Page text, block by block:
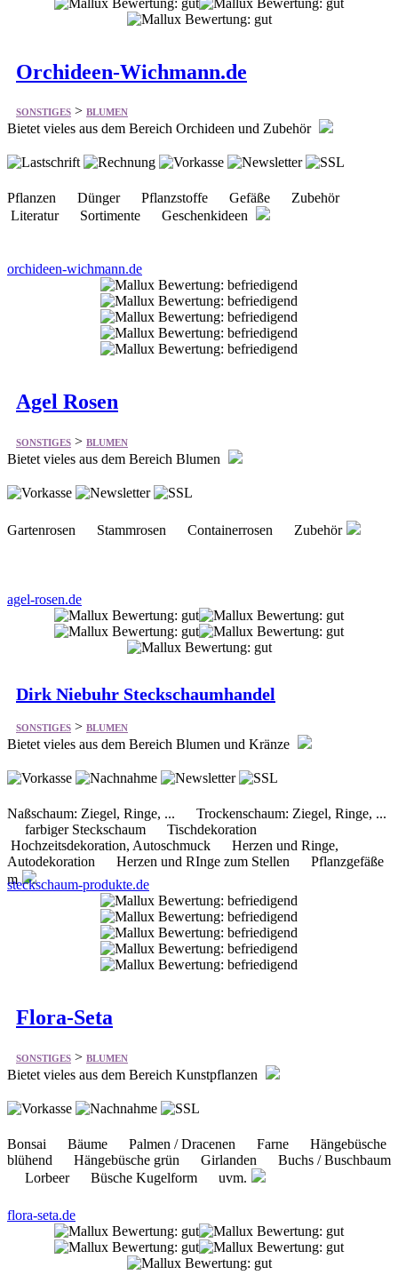
Orchideen-Wichmann.de
SONSTIGES > BLUMEN
Bietet vieles aus dem Bereich Orchideen und Zubehör
Pflanzen Dünger Pflanzstoffe Gefäße Zubehör
Literatur Sortimente Geschenkideen
orchideen-wichmann.de
Agel Rosen
SONSTIGES > BLUMEN
Bietet vieles aus dem Bereich Blumen
Gartenrosen Stammrosen Containerrosen Zubehör
agel-rosen.de
Dirk Niebuhr Steckschaumhandel
SONSTIGES > BLUMEN
Bietet vieles aus dem Bereich Blumen und Kränze
Naßschaum: Ziegel, Ringe, ... Trockenschaum: Ziegel, Ringe, ...
farbiger Steckschaum Tischdekoration
Hochzeitsdekoration, Autoschmuck Herzen und Ringe,
Autodekoration Herzen und RInge zum Stellen Pflanzgefäße
m
steckschaum-produkte.de
Flora-Seta
SONSTIGES > BLUMEN
Bietet vieles aus dem Bereich Kunstpflanzen
Bonsai Bäume Palmen / Dracenen Farne Hängebüsche
blühend Hängebüsche grün Girlanden Buchs / Buschbaum
Lorbeer Büsche Kugelform uvm.
flora-seta.de